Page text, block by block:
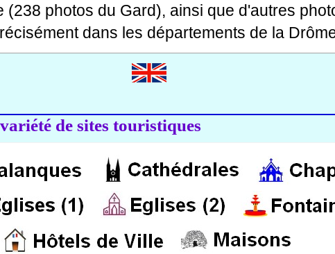
(238 photos du Gard), ainsi que d'autres
dans les départements de la
de sites touristiques